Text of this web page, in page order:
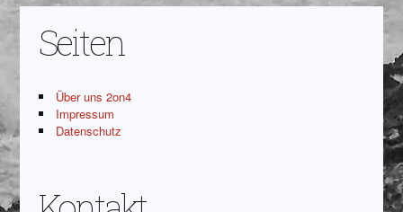
Seiten
Über uns 2on4
Impressum
Datenschutz